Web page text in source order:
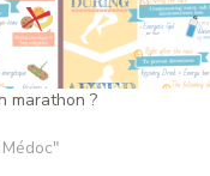
marathon ?